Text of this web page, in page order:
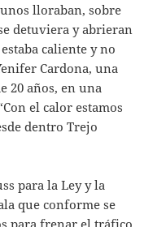
lloraban, sobre
detuviera y abrieran
caliente y no
Cardona, una
20 años, en una
el calor estamos
dentro Trejo
para la Ley y la
que conforme se
para frenar el tráfico